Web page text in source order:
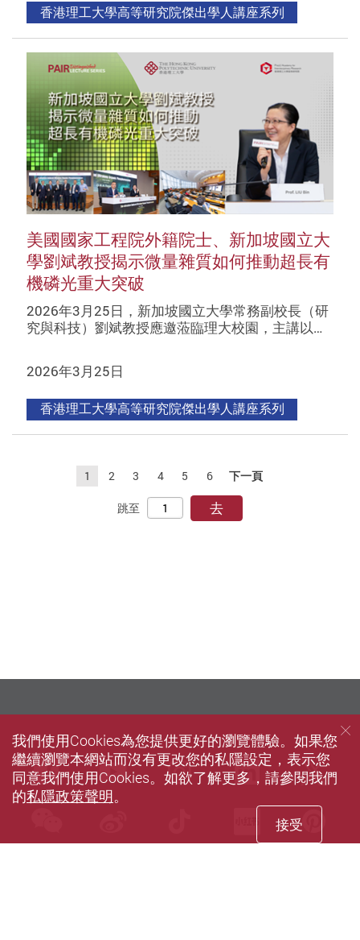
香港理工大學高等研究院傑出學人講座系列
美國國家工程院外籍院士、新加坡國立大
學劉斌教授揭示微量雜質如何推動超長有
機磷光重大突破
2026年3月25日，新加坡國立大學常務副校長（研
究與科技）劉斌教授應邀蒞臨理大校園，主講以…
2026年3月25日
香港理工大學高等研究院傑出學人講座系列
1 2 3 4 5 6 下一頁
跳至 去
FacebookYoutubeinstagramLinkedIn
我們使用Cookies為您提供更好的瀏覽體驗。如果您
繼續瀏覽本網站而沒有更改您的私隱設定，表示您
同意我們使用Cookies。如欲了解更多，請參閱我們
的私隱政策聲明。
接受